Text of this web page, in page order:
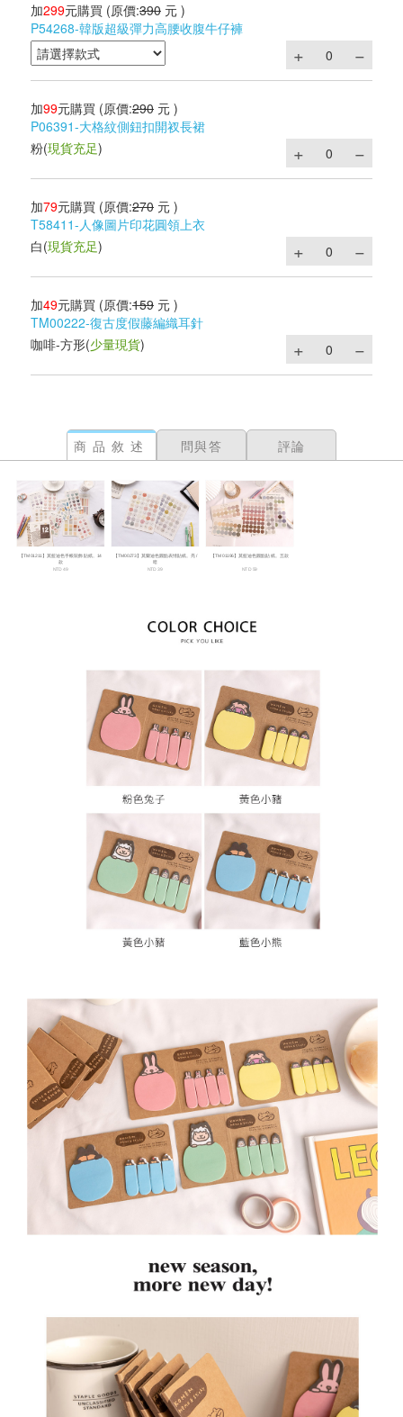
加299元購買 (原價:390 元 )
P54268-韓版超級彈力高腰收腹牛仔褲
加99元購買 (原價:290 元 )
P06391-大格紋側鈕扣開衩長裙
粉(現貨充足)
加79元購買 (原價:270 元 )
T58411-人像圖片印花圓領上衣
白(現貨充足)
加49元購買 (原價:159 元 )
TM00222-復古度假藤編織耳針
咖啡-方形(少量現貨)
商品敘述 問與答 評論